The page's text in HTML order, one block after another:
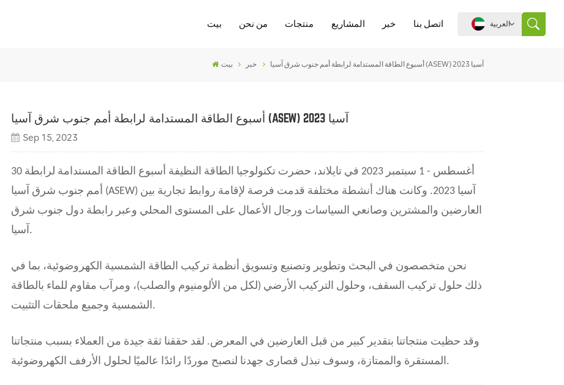
بيت من نحن منتجات المشاريع خبر اتصل بنا العربية
العربية
中文
بيت خبر أسبوع الطاقة المستدامة لرابطة أمم جنوب شرق آسيا (ASEW) آسيا 2023
أسبوع الطاقة المستدامة لرابطة أمم جنوب شرق آسيا (ASEW) آسيا 2023
Sep 15, 2023
30 أغسطس -
1 سبتمبر 2023 في تايلاند، حضرت تكنولوجيا الطاقة النظيفة أسبوع الطاقة المستدامة لرابطة
أمم جنوب شرق آسيا (ASEW) آسيا 2023. وكانت هناك أنشطة مختلفة قدمت فرصة لإقامة روابط تجارية بين
العارضين والمشترين وصانعي السياسات ورجال الأعمال على المستوى المحلي وعبر رابطة دول جنوب شرق
آسيا.
نحن متخصصون في البحث وتطوير وتصنيع وتسويق أنظمة تركيب الطاقة الشمسية الكهروضوئية، بما في
ذلك حلول تركيب السقف، وحلول التركيب الأرضي (لكل من الألومنيوم والصلب)، ومرآب مقاوم للماء بالطاقة
الشمسية وجميع ملحقات التثبيت.
وقد حظيت منتجاتنا بتقدير كبير من قبل العارضين في المعرض. لقد حققنا ثقة جيدة من العملاء بسبب منتجاتنا
المستقرة والممتازة، وسوف نبذل قصارى جهدنا لنصبح موردًا رائدًا عالميًا لحلول الأرفف الكهروضوئية.